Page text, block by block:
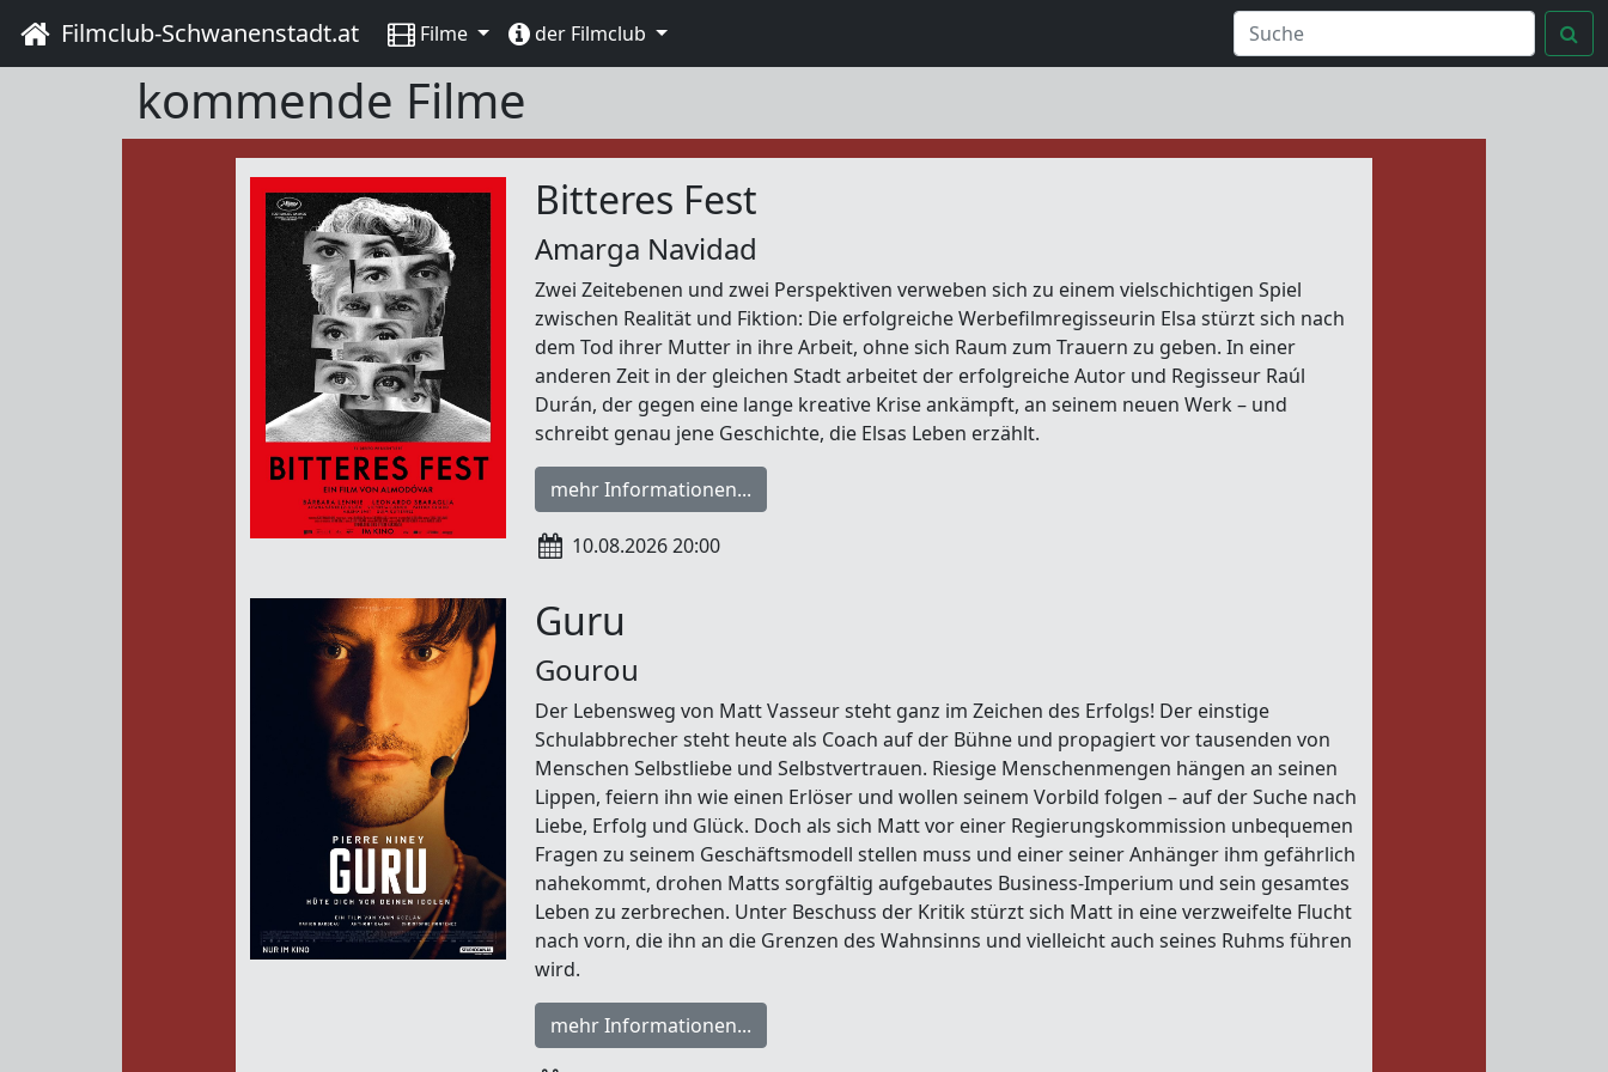
Filmclub-Schwanenstadt.at Filme der Filmclub
kommende Filme
Bitteres Fest
Amarga Navidad
Zwei Zeitebenen und zwei Perspektiven verweben sich zu einem vielschichtigen Spiel
zwischen Realität und Fiktion: Die erfolgreiche Werbefilmregisseurin Elsa stürzt sich nach
dem Tod ihrer Mutter in ihre Arbeit, ohne sich Raum zum Trauern zu geben. In einer
anderen Zeit in der gleichen Stadt arbeitet der erfolgreiche Autor und Regisseur Raúl
Durán, der gegen eine lange kreative Krise ankämpft, an seinem neuen Werk – und
schreibt genau jene Geschichte, die Elsas Leben erzählt.
mehr Informationen...
10.08.2026 20:00
Guru
Gourou
Der Lebensweg von Matt Vasseur steht ganz im Zeichen des Erfolgs! Der einstige
Schulabbrecher steht heute als Coach auf der Bühne und propagiert vor tausenden von
Menschen Selbstliebe und Selbstvertrauen. Riesige Menschenmengen hängen an seinen
Lippen, feiern ihn wie einen Erlöser und wollen seinem Vorbild folgen – auf der Suche nach
Liebe, Erfolg und Glück. Doch als sich Matt vor einer Regierungskommission unbequemen
Fragen zu seinem Geschäftsmodell stellen muss und einer seiner Anhänger ihm gefährlich
nahekommt, drohen Matts sorgfältig aufgebautes Business-Imperium und sein gesamtes
Leben zu zerbrechen. Unter Beschuss der Kritik stürzt sich Matt in eine verzweifelte Flucht
nach vorn, die ihn an die Grenzen des Wahnsinns und vielleicht auch seines Ruhms führen
wird.
mehr Informationen...